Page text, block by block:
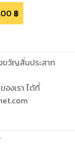
฿
ขวัญสั่นประสาท
องเรา ได้ที่